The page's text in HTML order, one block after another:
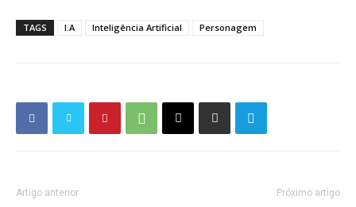
TAGS I.A Inteligência Artificial Personagem
Artigo anterior Próximo artigo